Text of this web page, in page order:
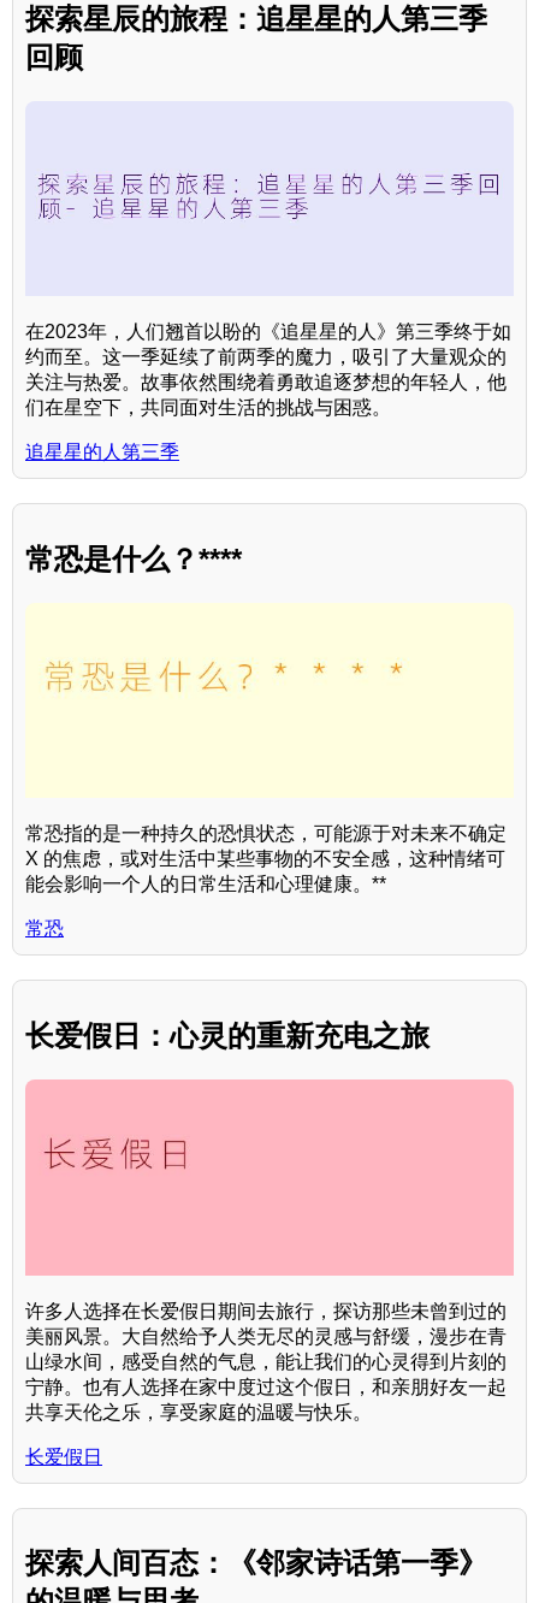
探索星辰的旅程：追星星的人第三季
回顾
在2023年，人们翘首以盼的《追星星的人》第三季终于如
约而至。这一季延续了前两季的魔力，吸引了大量观众的
关注与热爱。故事依然围绕着勇敢追逐梦想的年轻人，他
们在星空下，共同面对生活的挑战与困惑。
追星星的人第三季
常恐是什么？****
常恐指的是一种持久的恐惧状态，可能源于对未来不确定
X 的焦虑，或对生活中某些事物的不安全感，这种情绪可
能会影响一个人的日常生活和心理健康。**
常恐
长爱假日：心灵的重新充电之旅
许多人选择在长爱假日期间去旅行，探访那些未曾到过的
美丽风景。大自然给予人类无尽的灵感与舒缓，漫步在青
山绿水间，感受自然的气息，能让我们的心灵得到片刻的
宁静。也有人选择在家中度过这个假日，和亲朋好友一起
共享天伦之乐，享受家庭的温暖与快乐。
长爱假日
探索人间百态：《邻家诗话第一季》